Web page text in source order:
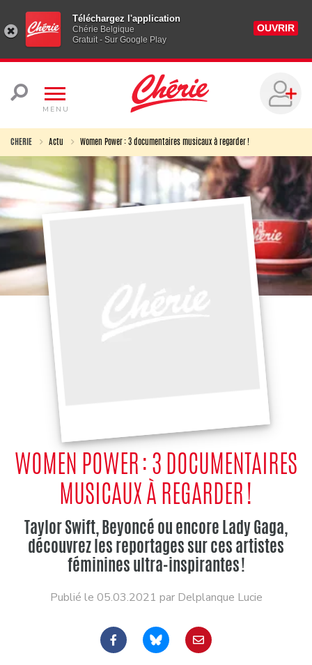
Téléchargez l'application
Chérie Belgique
Gratuit - Sur Google Play
OUVRIR
MENU
CHERIE Actu Women Power : 3 documentaires musicaux à regarder !
WOMEN POWER : 3 DOCUMENTAIRES
MUSICAUX À REGARDER !
Taylor Swift, Beyoncé ou encore Lady Gaga,
découvrez les reportages sur ces artistes
féminines ultra-inspirantes !
Publié le 05.03.2021 par Delplanque Lucie